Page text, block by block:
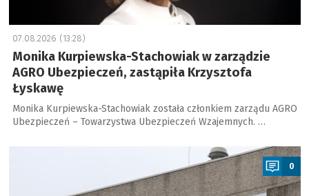
07.08.2026 (13:28)
Monika Kurpiewska-Stachowiak w zarządzie
AGRO Ubezpieczeń, zastąpiła Krzysztofa
Łyskawę
Monika Kurpiewska-Stachowiak została członkiem zarządu AGRO
Ubezpieczeń – Towarzystwa Ubezpieczeń Wzajemnych. …
0